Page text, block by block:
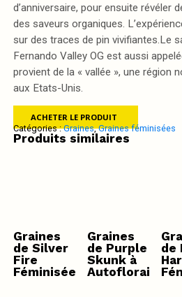
d’anniversaire, pour ensuite révéler
des saveurs organiques.
sur des traces de pin vivifiantes.Le
Fernando Valley OG est aussi
provient de la « vallée », une région
aux Etats-Unis.
ACHETER LE PRODUIT
Catégories :Graines,Graines féminisées
Produits similaires
Graines
de Silver
Fire
Féminisée
Graines
de Purple
Skunk à
Autofloraison
de